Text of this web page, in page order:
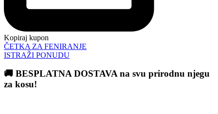
Kopiraj kupon
ČETKA ZA FENIRANJE
ISTRAŽI PONUDU
🚚 BESPLATNA DOSTAVA na svu prirodnu njegu
za kosu!